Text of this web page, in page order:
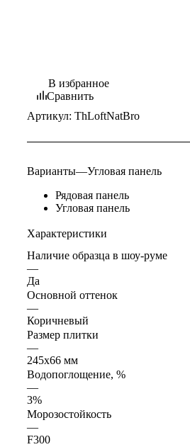
В избранное
Сравнить
Артикул: ThLoftNatBro
Варианты—Угловая панель
Рядовая панель
Угловая панель
Характеристики
Наличие образца в шоу-руме
—
Да
Основной оттенок
—
Коричневый
Размер плитки
—
245х66 мм
Водопоглощение, %
—
3%
Морозостойкость
—
F300